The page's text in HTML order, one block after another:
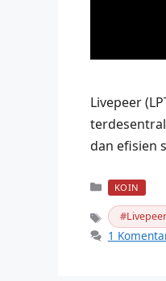
Livepeer
dan efisien
Kategori
KOIN
Tag Livepeer
1